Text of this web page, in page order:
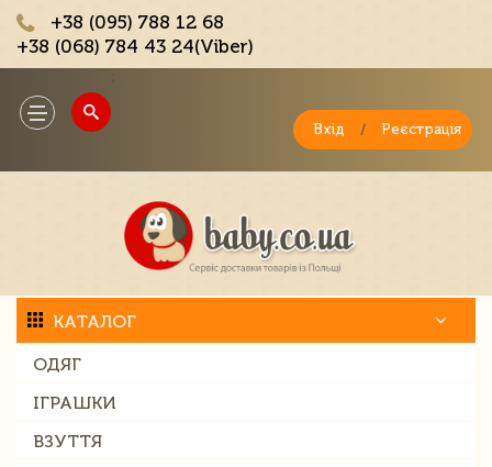
+38 (095) 788 12 68
+38 (068) 784 43 24(Viber)
Toggle
navigation
Вхід / Реєстрація
КАТАЛОГ
ОДЯГ
ІГРАШКИ
ВЗУТТЯ